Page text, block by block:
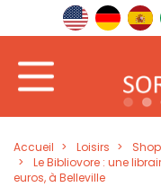
Accueil Loisirs
Le Bibliovore : une
euros, à Belleville